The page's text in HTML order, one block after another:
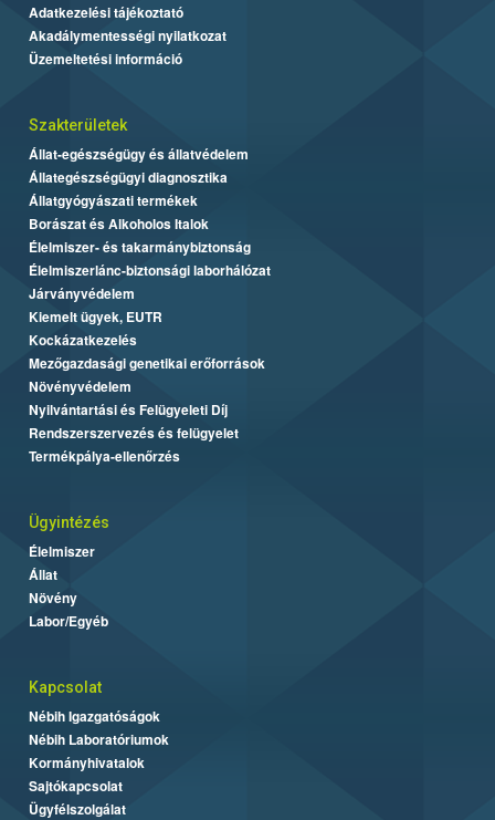
Adatkezelési tájékoztató
Akadálymentességi nyilatkozat
Üzemeltetési információ
Szakterületek
Állat-egészségügy és állatvédelem
Állategészségügyi diagnosztika
Állatgyógyászati termékek
Borászat és Alkoholos Italok
Élelmiszer- és takarmánybiztonság
Élelmiszerlánc-biztonsági laborhálózat
Járványvédelem
Kiemelt ügyek, EUTR
Kockázatkezelés
Mezőgazdasági genetikai erőforrások
Növényvédelem
Nyilvántartási és Felügyeleti Díj
Rendszerszervezés és felügyelet
Termékpálya-ellenőrzés
Ügyintézés
Élelmiszer
Állat
Növény
Labor/Egyéb
Kapcsolat
Nébih Igazgatóságok
Nébih Laboratóriumok
Kormányhivatalok
Sajtókapcsolat
Ügyfélszolgálat